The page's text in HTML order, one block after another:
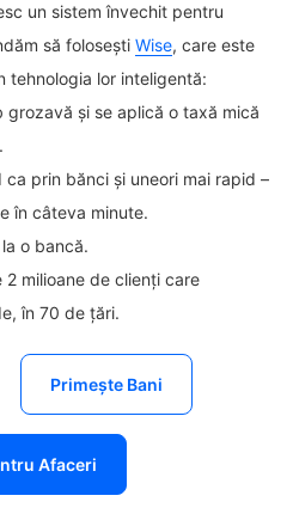
un sistem învechit pentru
să folosești Wise, care este
tehnologia lor inteligentă:
grozavă și se aplică o taxă mică
prin bănci și uneori mai rapid –
în câteva minute.
o bancă.
milioane de clienți care
în 70 de țări.
Primește Bani
Afaceri